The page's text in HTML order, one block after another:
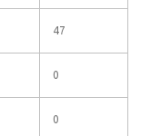
47
0
0